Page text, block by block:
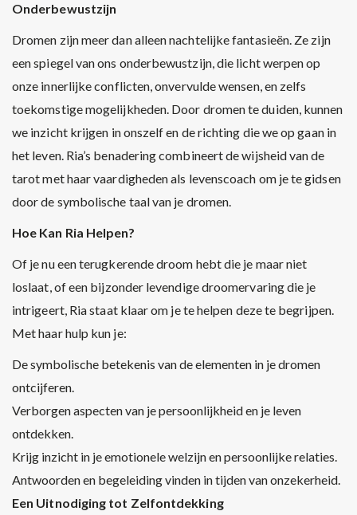
Onderbewustzijn
Dromen zijn meer dan alleen nachtelijke fantasieën. Ze zijn
een spiegel van ons onderbewustzijn, die licht werpen op
onze innerlijke conflicten, onvervulde wensen, en zelfs
toekomstige mogelijkheden. Door dromen te duiden, kunnen
we inzicht krijgen in onszelf en de richting die we op gaan in
het leven. Ria’s benadering combineert de wijsheid van de
tarot met haar vaardigheden als levenscoach om je te gidsen
door de symbolische taal van je dromen.
Hoe Kan Ria Helpen?
Of je nu een terugkerende droom hebt die je maar niet
loslaat, of een bijzonder levendige droomervaring die je
intrigeert, Ria staat klaar om je te helpen deze te begrijpen.
Met haar hulp kun je:
De symbolische betekenis van de elementen in je dromen
ontcijferen.
Verborgen aspecten van je persoonlijkheid en je leven
ontdekken.
Krijg inzicht in je emotionele welzijn en persoonlijke relaties.
Antwoorden en begeleiding vinden in tijden van onzekerheid.
Een Uitnodiging tot Zelfontdekking